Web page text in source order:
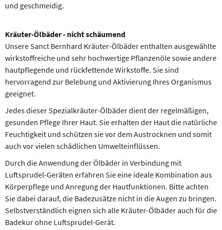
und geschmeidig.
Kräuter-Ölbäder - nicht schäumend
Unsere Sanct Bernhard Kräuter-Ölbäder enthalten ausgewählte
wirkstoffreiche und sehr hochwertige Pflanzenöle sowie andere
hautpflegende und rückfettende Wirkstoffe. Sie sind
hervorragend zur Belebung und Aktivierung Ihres Organismus
geeignet.
Jedes dieser Spezialkräuter-Ölbäder dient der regelmäßigen,
gesunden Pflege Ihrer Haut. Sie erhalten der Haut die natürliche
Feuchtigkeit und schützen sie vor dem Austrocknen und somit
auch vor vielen schädlichen Umwelteinflüssen.
Durch die Anwendung der Ölbäder in Verbindung mit
Luftsprudel-Geräten erfahren Sie eine ideale Kombination aus
Körperpflege und Anregung der Hautfunktionen. Bitte achten
Sie dabei darauf, die Badezusätze nicht in die Augen zu bringen.
Selbstverständlich eignen sich alle Kräuter-Ölbäder auch für die
Badekur ohne Luftsprudel-Gerät.